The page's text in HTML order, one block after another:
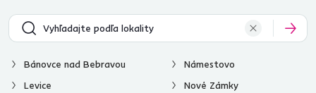
Bánovce nad Bebravou
Levice
Námestovo
Nové Zámky